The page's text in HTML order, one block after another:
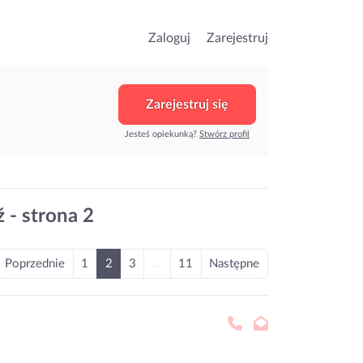
Zaloguj Zarejestruj
Zarejestruj się
Jesteś opiekunką? Stwórz profil
- strona 2
Poprzednie 1 2 3 11 Następne